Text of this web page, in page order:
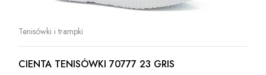
Tenisówki i trampki
CIENTA TENISÓWKI 70777 23 GRIS